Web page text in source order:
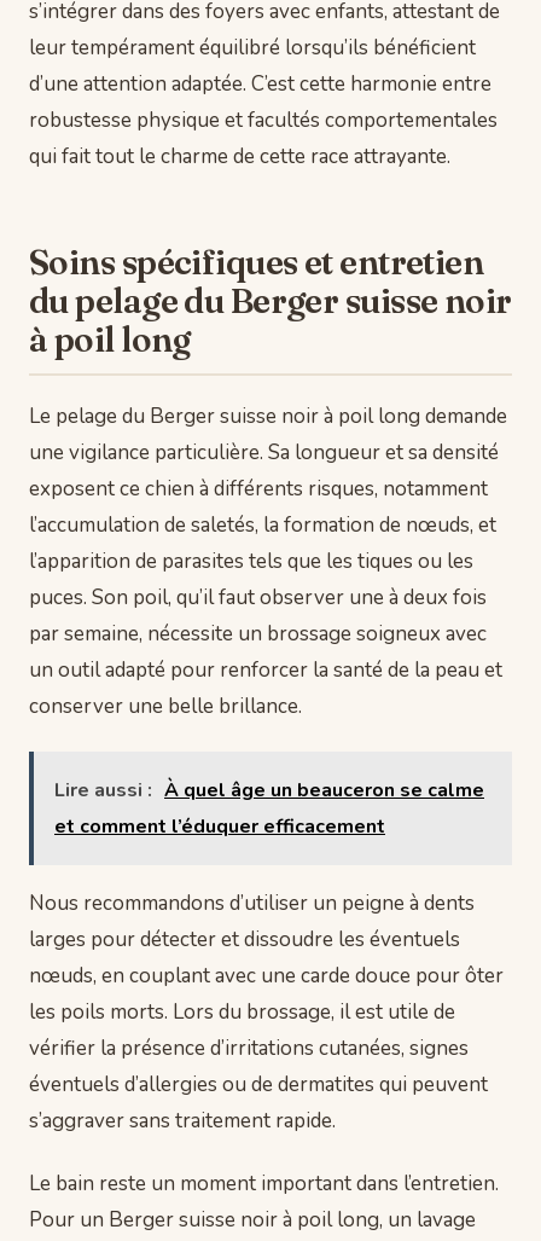
s’intégrer dans des foyers avec enfants, attestant de
leur tempérament équilibré lorsqu’ils bénéficient
d’une attention adaptée. C’est cette harmonie entre
robustesse physique et facultés comportementales
qui fait tout le charme de cette race attrayante.
Soins spécifiques et entretien
du pelage du Berger suisse noir
à poil long
Le pelage du Berger suisse noir à poil long demande
une vigilance particulière. Sa longueur et sa densité
exposent ce chien à différents risques, notamment
l’accumulation de saletés, la formation de nœuds, et
l’apparition de parasites tels que les tiques ou les
puces. Son poil, qu’il faut observer une à deux fois
par semaine, nécessite un brossage soigneux avec
un outil adapté pour renforcer la santé de la peau et
conserver une belle brillance.
Lire aussi : À quel âge un beauceron se calme
et comment l’éduquer efficacement
Nous recommandons d’utiliser un peigne à dents
larges pour détecter et dissoudre les éventuels
nœuds, en couplant avec une carde douce pour ôter
les poils morts. Lors du brossage, il est utile de
vérifier la présence d’irritations cutanées, signes
éventuels d’allergies ou de dermatites qui peuvent
s’aggraver sans traitement rapide.
Le bain reste un moment important dans l’entretien.
Pour un Berger suisse noir à poil long, un lavage